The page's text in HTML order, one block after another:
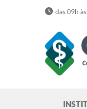
das 09h